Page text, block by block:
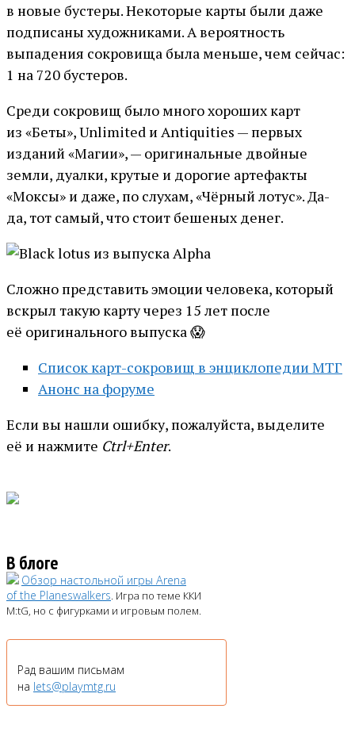
в новые бустеры. Некоторые карты были даже
подписаны художниками. А вероятность
выпадения сокровища была меньше, чем сейчас:
1 на 720 бустеров.
Среди сокровищ было много хороших карт
из «Беты», Unlimited и Antiquities — первых
изданий «Магии», — оригинальные двойные
земли, дуалки, крутые и дорогие артефакты
«Моксы» и даже, по слухам, «Чёрный лотус». Да-
да, тот самый, что стоит бешеных денег.
Сложно представить эмоции человека, который
вскрыл такую карту через 15 лет после
её оригинального выпуска 😱
Список карт-сокровищ в энциклопедии МТГ
Анонс на форуме
Если вы нашли ошибку, пожалуйста, выделите
её и нажмите Ctrl+Enter.
В блоге
Обзор настольной игры Arena
of the Planeswalkers. Игра по теме ККИ
M:tG, но с фигурками и игровым полем.
Рад вашим письмам
на lets@playmtg.ru